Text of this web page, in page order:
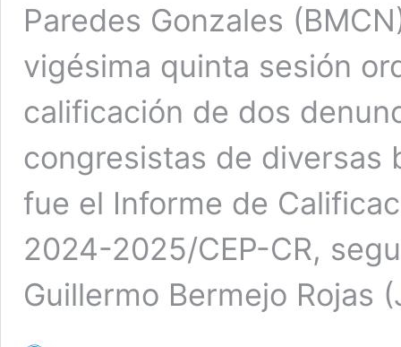
Paredes Gonzales
vigésima quinta sesión
calificación de dos
congresistas de diversas
fue el Informe de
2024-2025/CEP-CR,
Guillermo Bermejo Rojas